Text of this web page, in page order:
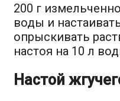
200 г
воды и
опрыскивать
настоя на 10 л
Настой